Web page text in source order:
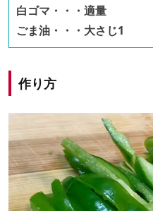
白ゴマ・・・適量
ごま油・・・大さじ1
作り方